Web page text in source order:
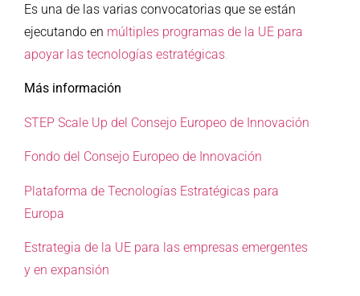
Es una de las varias convocatorias que se están
ejecutando en múltiples programas de la UE para
apoyar las tecnologías estratégicas.
Más información
STEP Scale Up del Consejo Europeo de Innovación
Fondo del Consejo Europeo de Innovación
Plataforma de Tecnologías Estratégicas para
Europa
Estrategia de la UE para las empresas emergentes
y en expansión